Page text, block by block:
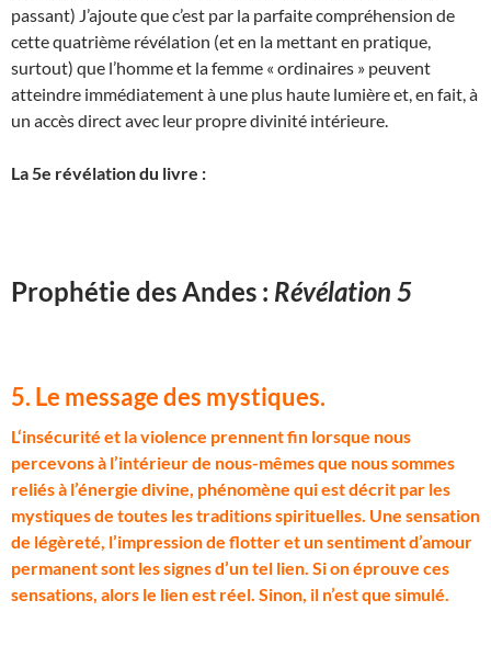
passant) J’ajoute que c’est par la parfaite compréhension de
cette quatrième révélation (et en la mettant en pratique,
surtout) que l’homme et la femme « ordinaires » peuvent
atteindre immédiatement à une plus haute lumière et, en fait, à
un accès direct avec leur propre divinité intérieure.
La 5e révélation du livre :
Prophétie des Andes : Révélation 5
5. Le message des mystiques.
L‘insécurité et la violence prennent fin lorsque nous
percevons à l’intérieur de nous-mêmes que nous sommes
reliés à l’énergie divine, phénomène qui est décrit par les
mystiques de toutes les traditions spirituelles. Une sensation
de légèreté, l’impression de flotter et un sentiment d’amour
permanent sont les signes d’un tel lien. Si on éprouve ces
sensations, alors le lien est réel. Sinon, il n’est que simulé.